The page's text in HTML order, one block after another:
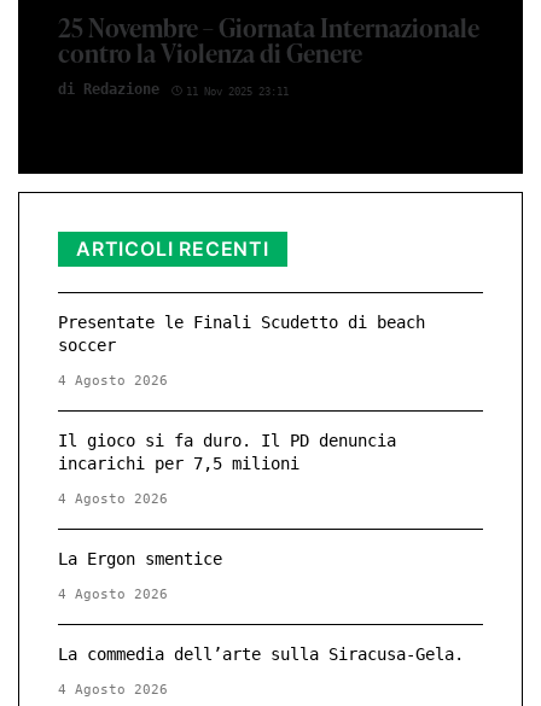
25 Novembre – Giornata Internazionale
contro la Violenza di Genere
di Red­azio­ne 11 Nov 2025 23:11
ARTICOLI RECENTI
Presentate le Finali Scudetto di beach
soccer
4 Agosto 2026
Il gioco si fa duro. Il PD denuncia
incarichi per 7,5 milioni
4 Agosto 2026
La Ergon smentice
4 Agosto 2026
La commedia dell’arte sulla Siracusa-Gela.
4 Agosto 2026